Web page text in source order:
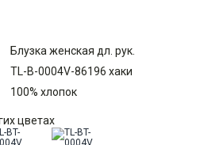
поступлении
Блузка женская дл. рук.
TL-B-0004V-86196 хаки
100% хлопок
T-lab (Россия)
цветах